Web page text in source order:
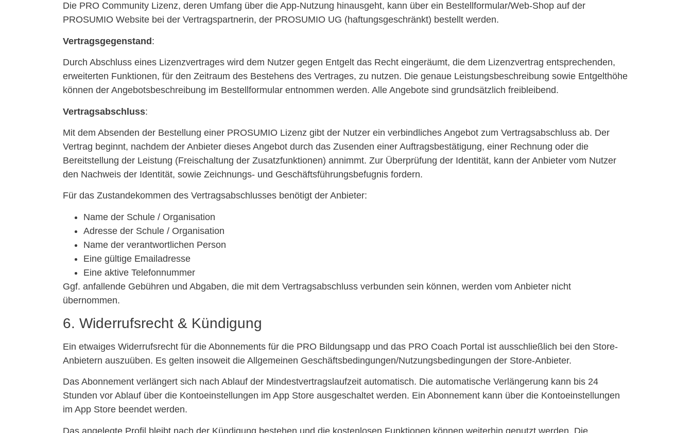
Die PRO Community Lizenz, deren Umfang über die App-Nutzung hinausgeht, kann über ein Bestellformular/Web-Shop auf der
PROSUMIO Website bei der Vertragspartnerin, der PROSUMIO UG (haftungsgeschränkt) bestellt werden.
Vertragsgegenstand:
Durch Abschluss eines Lizenzvertrages wird dem Nutzer gegen Entgelt das Recht eingeräumt, die dem Lizenzvertrag entsprechenden,
erweiterten Funktionen, für den Zeitraum des Bestehens des Vertrages, zu nutzen. Die genaue Leistungsbeschreibung sowie Entgelthöhe
können der Angebotsbeschreibung im Bestellformular entnommen werden. Alle Angebote sind grundsätzlich freibleibend.
Vertragsabschluss:
Mit dem Absenden der Bestellung einer PROSUMIO Lizenz gibt der Nutzer ein verbindliches Angebot zum Vertragsabschluss ab. Der
Vertrag beginnt, nachdem der Anbieter dieses Angebot durch das Zusenden einer Auftragsbestätigung, einer Rechnung oder die
Bereitstellung der Leistung (Freischaltung der Zusatzfunktionen) annimmt. Zur Überprüfung der Identität, kann der Anbieter vom Nutzer
den Nachweis der Identität, sowie Zeichnungs- und Geschäftsführungsbefugnis fordern.
Für das Zustandekommen des Vertragsabschlusses benötigt der Anbieter:
Name der Schule / Organisation
Adresse der Schule / Organisation
Name der verantwortlichen Person
Eine gültige Emailadresse
Eine aktive Telefonnummer
Ggf. anfallende Gebühren und Abgaben, die mit dem Vertragsabschluss verbunden sein können, werden vom Anbieter nicht
übernommen.
6. Widerrufsrecht & Kündigung
Ein etwaiges Widerrufsrecht für die Abonnements für die PRO Bildungsapp und das PRO Coach Portal ist ausschließlich bei den Store-
Anbietern auszuüben. Es gelten insoweit die Allgemeinen Geschäftsbedingungen/Nutzungsbedingungen der Store-Anbieter.
Das Abonnement verlängert sich nach Ablauf der Mindestvertragslaufzeit automatisch. Die automatische Verlängerung kann bis 24
Stunden vor Ablauf über die Kontoeinstellungen im App Store ausgeschaltet werden. Ein Abonnement kann über die Kontoeinstellungen
im App Store beendet werden.
Das angelegte Profil bleibt nach der Kündigung bestehen und die kostenlosen Funktionen können weiterhin genutzt werden. Die